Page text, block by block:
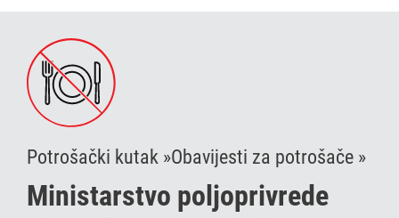
Potrošački kutak »Obavijesti za potrošače »
Ministarstvo poljoprivrede